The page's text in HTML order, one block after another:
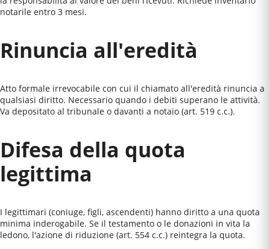
notarile entro 3 mesi.
Rinuncia all'eredità
Atto formale irrevocabile con cui il chiamato all'eredità rinuncia a
qualsiasi diritto. Necessario quando i debiti superano le attività.
Va depositato al tribunale o davanti a notaio (art. 519 c.c.).
Difesa della quota
legittima
I legittimari (coniuge, figli, ascendenti) hanno diritto a una quota
minima inderogabile. Se il testamento o le donazioni in vita la
ledono, l'azione di riduzione (art. 554 c.c.) reintegra la quota.